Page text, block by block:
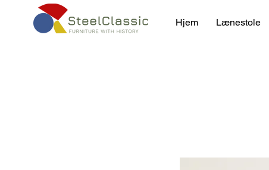
Hjem Lænestole